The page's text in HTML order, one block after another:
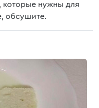
которые нужны для
обсушите.